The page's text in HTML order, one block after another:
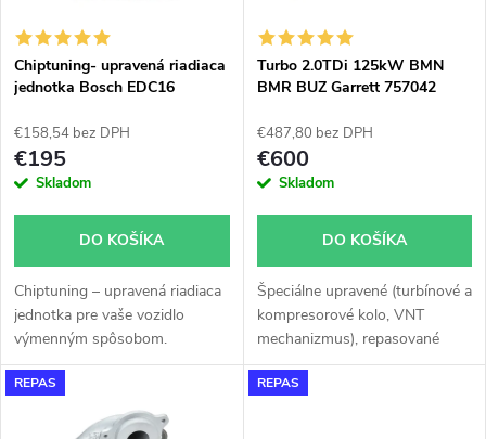
i
e
p
r
d
u
k
s
p
r
o
d
u
k
Chiptuning- upravená riadiaca
jednotka Bosch EDC16
€158,54 bez DPH
€195
Skladom
DO KOŠÍKA
Chiptuning – upravená riadiaca
jednotka pre vaše vozidlo
výmenným spôsobom.
Turbo 2.0TDi 125kW BMN
BMR BUZ Garrett 757042
hybridné do 180KW
€487,80 bez DPH
€600
Skladom
DO KOŠÍKA
Špeciálne upravené (turbínové a
kompresorové kolo, VNT
mechanizmus), repasované
turbodúchadlo Garrett 757042
GT1752V do 180KW v
REPAS REPAS